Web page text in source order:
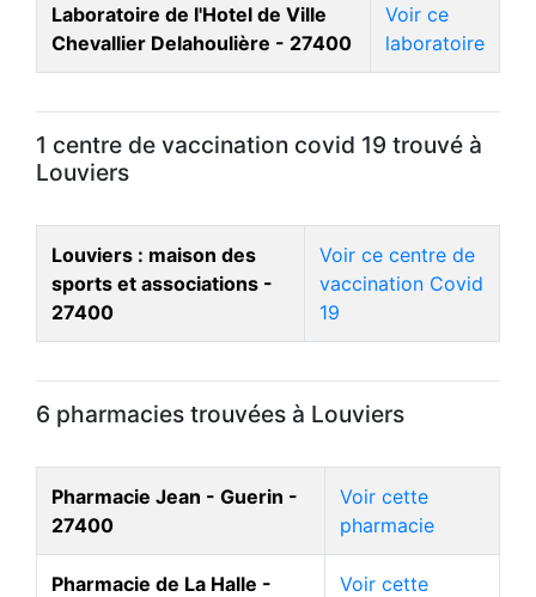
Laboratoire de l'Hotel de Ville
Chevallier Delahoulière - 27400
Voir ce
laboratoire
1 centre de vaccination covid 19 trouvé à
Louviers
Louviers : maison des
sports et associations -
27400
Voir ce centre de
vaccination Covid
19
6 pharmacies trouvées à Louviers
Pharmacie Jean - Guerin -
27400
Voir cette
pharmacie
Pharmacie de La Halle -
Voir cette